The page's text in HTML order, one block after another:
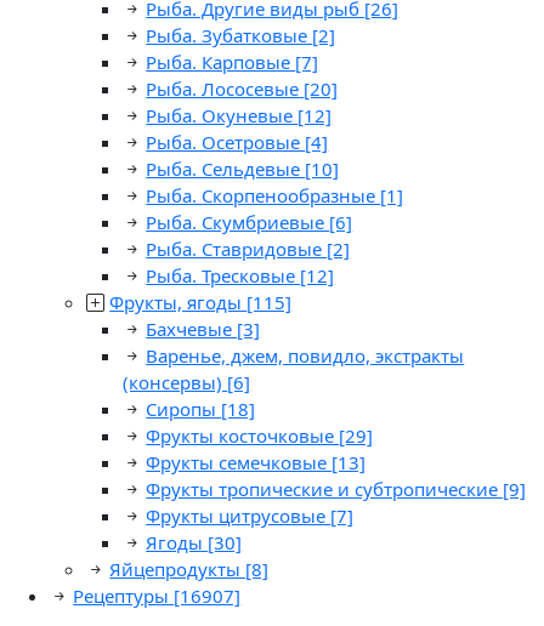
Рыба. Другие виды рыб [26]
Рыба. Зубатковые [2]
Рыба. Карповые [7]
Рыба. Лососевые [20]
Рыба. Окуневые [12]
Рыба. Осетровые [4]
Рыба. Сельдевые [10]
Рыба. Скорпенообразные [1]
Рыба. Скумбриевые [6]
Рыба. Ставридовые [2]
Рыба. Тресковые [12]
Фрукты, ягоды [115]
Бахчевые [3]
Варенье, джем, повидло, экстракты
(консервы) [6]
Сиропы [18]
Фрукты косточковые [29]
Фрукты семечковые [13]
Фрукты тропические и субтропические [9]
Фрукты цитрусовые [7]
Ягоды [30]
Яйцепродукты [8]
Рецептуры [16907]